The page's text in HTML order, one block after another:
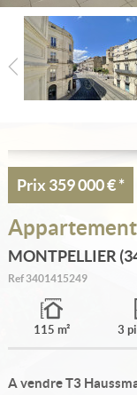
Créer une alerte
Ma sélection
Contact
Prix 359 000 €*
Appartement
MONTPELLIER
Ref 3401415249
115 m² 3
A vendre T3